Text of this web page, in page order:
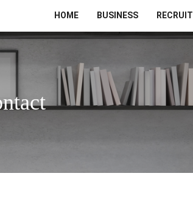
HOME BUSINESS RECRUIT